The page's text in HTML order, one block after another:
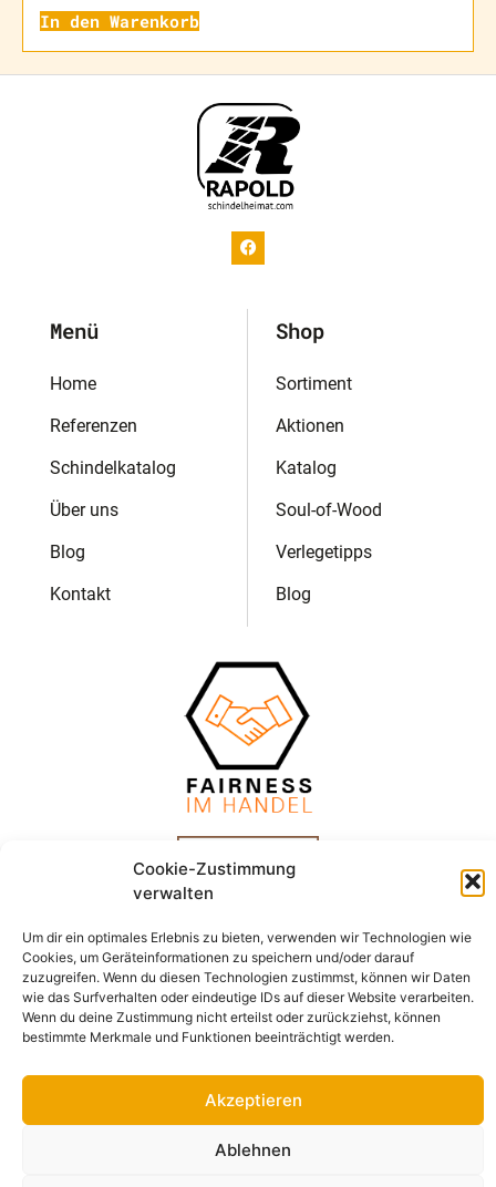
Cookie-Zustimmung
verwalten
Um dir ein optimales Erlebnis zu bieten, verwenden wir Technologien wie
Cookies, um Geräteinformationen zu speichern und/oder darauf
zuzugreifen. Wenn du diesen Technologien zustimmst, können wir Daten
wie das Surfverhalten oder eindeutige IDs auf dieser Website verarbeiten.
Wenn du deine Zustimmung nicht erteilst oder zurückziehst, können
bestimmte Merkmale und Funktionen beeinträchtigt werden.
Akzeptieren
Ablehnen
In den Warenkorb
Menü
Home
Referenzen
Schindelkatalog
Über uns
Blog
Kontakt
Shop
Sortiment
Aktionen
Katalog
Soul-of-Wood
Verlegetipps
Blog
Impressum Datenschutz AGB
Vertrag widerrufen